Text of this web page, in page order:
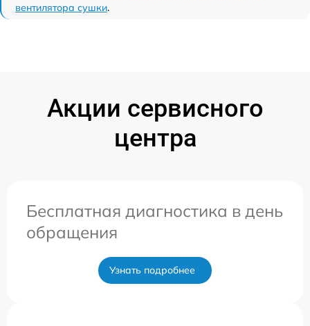
вентилятора сушки.
Акции сервисного
центра
Бесплатная диагностика в день
обращения
Узнать подробнее